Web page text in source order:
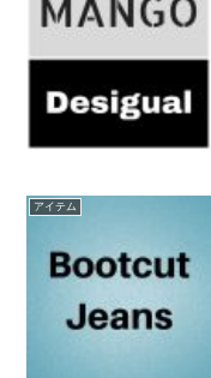
アイテム